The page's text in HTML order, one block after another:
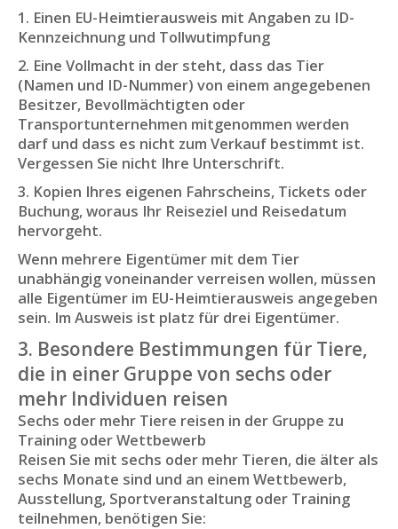
1. Einen EU-Heimtierausweis mit Angaben zu ID-
Kennzeichnung und Tollwutimpfung
2. Eine Vollmacht in der steht, dass das Tier
(Namen und ID-Nummer) von einem angegebenen
Besitzer, Bevollmächtigten oder
Transportunternehmen mitgenommen werden
darf und dass es nicht zum Verkauf bestimmt ist.
Vergessen Sie nicht Ihre Unterschrift.
3. Kopien Ihres eigenen Fahrscheins, Tickets oder
Buchung, woraus Ihr Reiseziel und Reisedatum
hervorgeht.
Wenn mehrere Eigentümer mit dem Tier
unabhängig voneinander verreisen wollen, müssen
alle Eigentümer im EU-Heimtierausweis angegeben
sein. Im Ausweis ist platz für drei Eigentümer.
3. Besondere Bestimmungen für Tiere,
die in einer Gruppe von sechs oder
mehr Individuen reisen
Sechs oder mehr Tiere reisen in der Gruppe zu
Training oder Wettbewerb
Reisen Sie mit sechs oder mehr Tieren, die älter als
sechs Monate sind und an einem Wettbewerb,
Ausstellung, Sportveranstaltung oder Training
teilnehmen, benötigen Sie: